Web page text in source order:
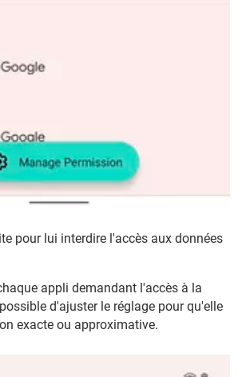
pour lui interdire l'accès aux données
appli demandant l'accès à la
d'ajuster le réglage pour qu'elle
exacte ou approximative.